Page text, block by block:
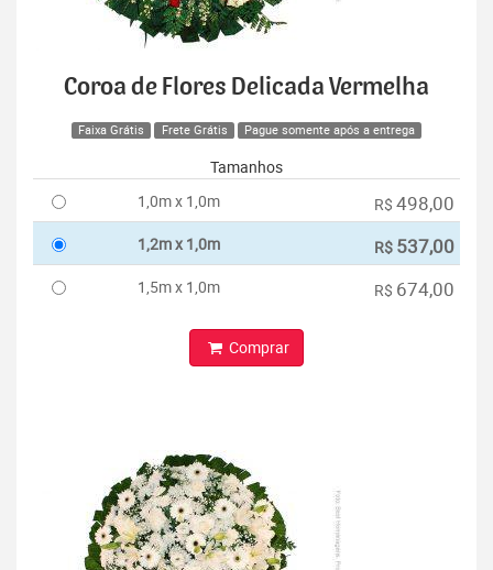
Coroa de Flores Delicada Vermelha
Faixa Grátis Frete Grátis Pague somente após a entrega
Tamanhos
1,0m x 1,0m
R$ 498,00
1,2m x 1,0m R$ 537,00
1,5m x 1,0m R$ 674,00
Comprar